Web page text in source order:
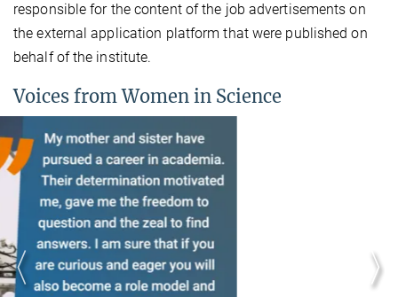
responsible for the content of the job advertisements on
the external application platform that were published on
behalf of the institute.
Voices from Women in Science